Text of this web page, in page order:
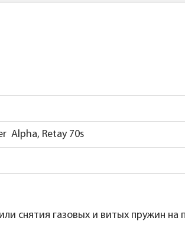
Alpha, Retay 70s
снятия газовых и витых пружин на